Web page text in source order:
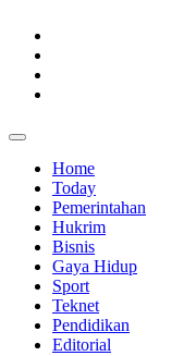
Home
Today
Pemerintahan
Hukrim
Bisnis
Gaya Hidup
Sport
Teknet
Pendidikan
Editorial